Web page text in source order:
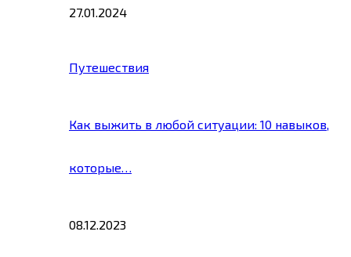
27.01.2024
Путешествия
Как выжить в любой ситуации: 10 навыков,
которые…
08.12.2023